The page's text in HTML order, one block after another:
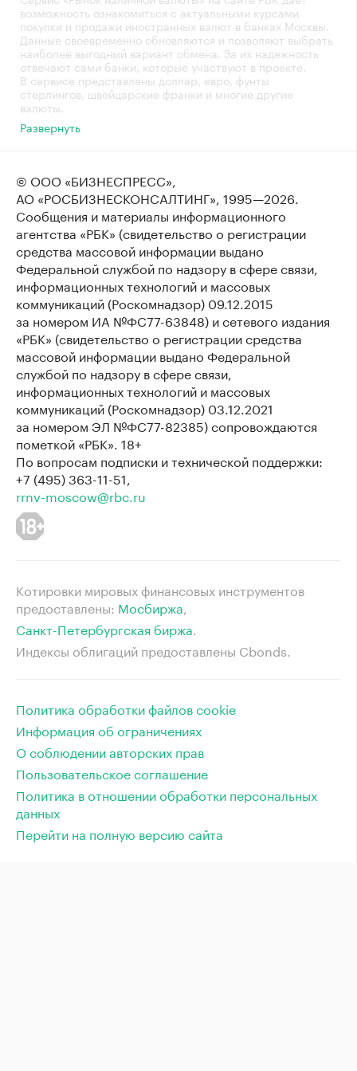
возможность ознакомиться с актуальными курсами
покупки и продажи иностранных валют в банках Москвы.
Данные своевременно обновляются и позволяют выбрать
наиболее выгодный вариант обмена. За их надежность
отвечают сами банки, которые участвуют в проекте.
В сервисе представлены доллар, евро, фунты
стерлингов, швейцарские франки и многие другие
валюты.
Развернуть
© ООО «БИЗНЕСПРЕСС»,
АО «РОСБИЗНЕСКОНСАЛТИНГ», 1995—2026.
Сообщения и материалы информационного
агентства «РБК» (свидетельство о регистрации
средства массовой информации выдано
Федеральной службой по надзору в сфере связи,
информационных технологий и массовых
коммуникаций (Роскомнадзор) 09.12.2015
за номером ИА №ФС77-63848) и сетевого издания
«РБК» (свидетельство о регистрации средства
массовой информации выдано Федеральной
службой по надзору в сфере связи,
информационных технологий и массовых
коммуникаций (Роскомнадзор) 03.12.2021
за номером ЭЛ №ФС77-82385) сопровождаются
пометкой «РБК». 18+
По вопросам подписки и технической поддержки:
+7 (495) 363-11-51,
rrnv-moscow@rbc.ru
Котировки мировых финансовых инструментов
предоставлены: Мосбиржа⁠,
Санкт-Петербургская биржа⁠.
Индексы облигаций предоставлены Cbonds.
Политика обработки файлов cookie
Информация об ограничениях
О соблюдении авторских прав
Пользовательское соглашение
Политика в отношении обработки персональных
данных
Перейти на полную версию сайта